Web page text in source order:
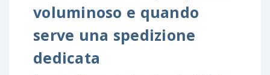
voluminoso e quando
serve una spedizione
dedicata